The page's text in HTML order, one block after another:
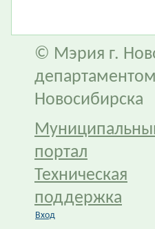
© Мэрия г.
Новосибирска
портал
Техническая
поддержка
Вход